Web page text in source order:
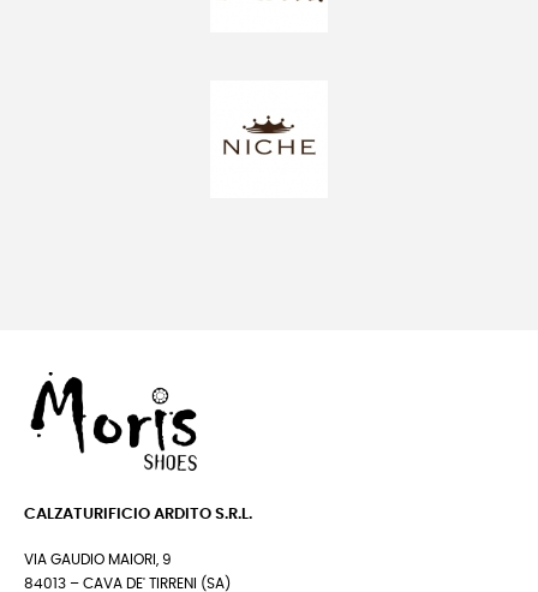
CALZATURIFICIO ARDITO S.R.L.
VIA GAUDIO MAIORI, 9
84013 – CAVA DE' TIRRENI (SA)